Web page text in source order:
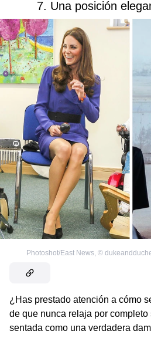
7. Una posición
Photoshot/East News, ©
¿Has prestado atención a cómo
de que nunca relaja por completo
sentada como una verdadera